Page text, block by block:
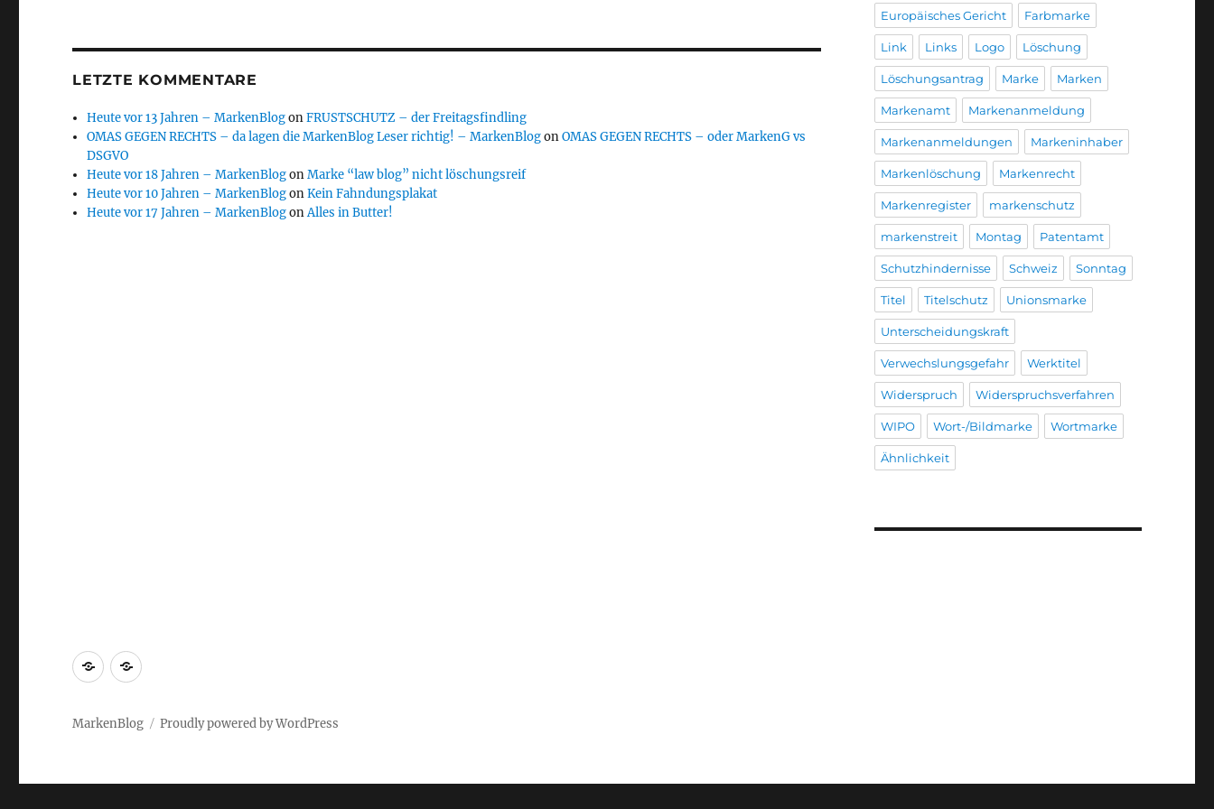
LETZTE KOMMENTARE
Heute vor 13 Jahren – MarkenBlogonFRUSTSCHUTZ – der Freitagsfindling
OMAS GEGEN RECHTS – da lagen die MarkenBlog Leser richtig! – MarkenBlogonOMAS GEGEN RECHTS – oder MarkenG vs
DSGVO
Heute vor 18 Jahren – MarkenBlogonMarke “law blog” nicht löschungsreif
Heute vor 10 Jahren – MarkenBlogonKein Fahndungsplakat
Heute vor 17 Jahren – MarkenBlogonAlles in Butter!
Europäisches Gericht Farbmarke
Link Links Logo Löschung
Löschungsantrag Marke Marken
Markenamt Markenanmeldung
Markenanmeldungen Markeninhaber
Markenlöschung Markenrecht
Markenregister markenschutz
markenstreit Montag Patentamt
Schutzhindernisse Schweiz Sonntag
Titel Titelschutz Unionsmarke
Unterscheidungskraft
Verwechslungsgefahr Werktitel
Widerspruch Widerspruchsverfahren
WIPO Wort-/Bildmarke Wortmarke
Ähnlichkeit
Markenrecherche
Gastbeiträge
MarkenBlog Proudly powered by WordPress